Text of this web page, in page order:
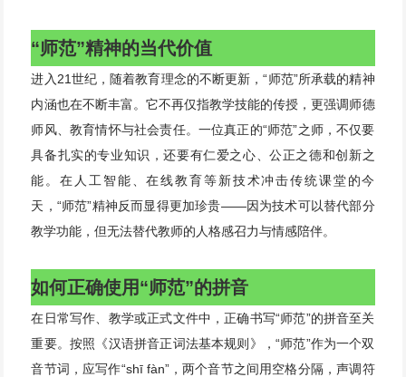
“师范”精神的当代价值
进入21世纪，随着教育理念的不断更新，“师范”所承载的精神
内涵也在不断丰富。它不再仅指教学技能的传授，更强调师德
师风、教育情怀与社会责任。一位真正的“师范”之师，不仅要
具备扎实的专业知识，还要有仁爱之心、公正之德和创新之
能。在人工智能、在线教育等新技术冲击传统课堂的今
天，“师范”精神反而显得更加珍贵——因为技术可以替代部分
教学功能，但无法替代教师的人格感召力与情感陪伴。
如何正确使用“师范”的拼音
在日常写作、教学或正式文件中，正确书写“师范”的拼音至关
重要。按照《汉语拼音正词法基本规则》，“师范”作为一个双
音节词，应写作“shī fàn”，两个音节之间用空格分隔，声调符